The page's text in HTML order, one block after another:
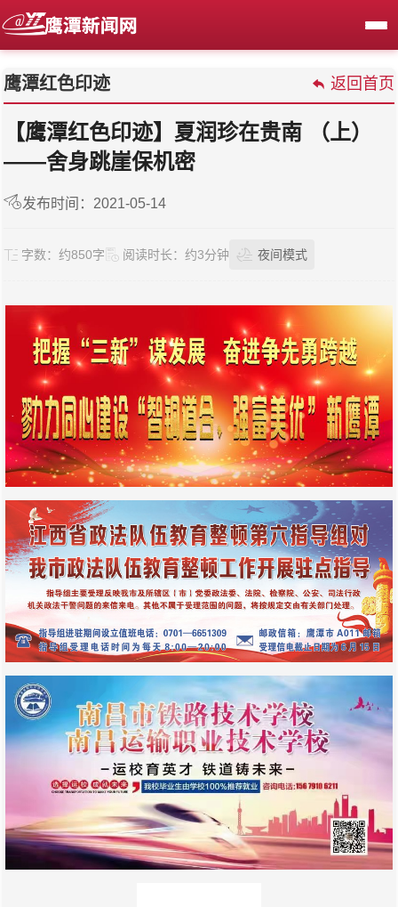
鹰潭红色印迹 返回首页
【鹰潭红色印迹】夏润珍在贵南 （上）
——舍身跳崖保机密
发布时间：2021-05-14
字数： 约850字 阅读时长： 约3分钟 夜间模式